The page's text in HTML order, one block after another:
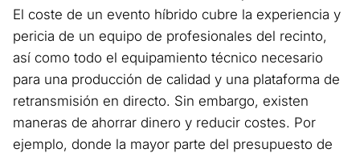
El coste de un evento híbrido cubre la experiencia y
pericia de un equipo de profesionales del recinto,
así como todo el equipamiento técnico necesario
para una producción de calidad y una plataforma de
retransmisión en directo. Sin embargo, existen
maneras de ahorrar dinero y reducir costes. Por
ejemplo, donde la mayor parte del presupuesto de